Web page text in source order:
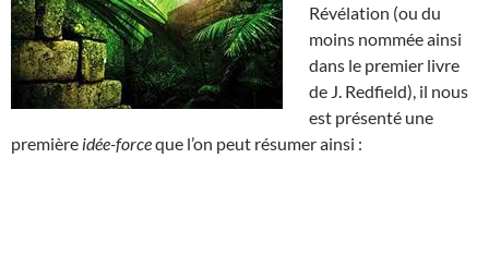
Révélation (ou du
moins nommée ainsi
dans le premier livre
de J. Redfield), il nous
est présenté une
première idée-forceque l’on peut résumer ainsi :